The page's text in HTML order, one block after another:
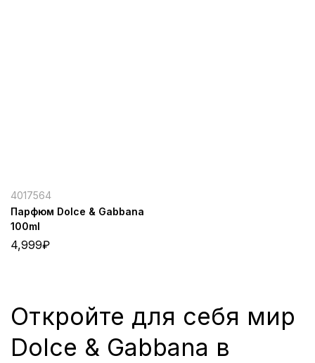
4017564
Парфюм Dolce & Gabbana
100ml
4,999₽
Откройте для себя мир
Dolce & Gabbana в